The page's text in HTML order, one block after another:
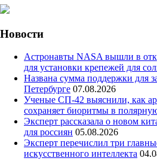
Новости
Астронавты NASA вышли в
для установки крепежей для
Названа сумма поддержки для
Петербурге 07.08.2026
Ученые СП-42 выяснили, как
сохраняет биоритмы в
Эксперт рассказала о новом
для россиян 05.08.2026
Эксперт перечислил три
искусственного интеллекта